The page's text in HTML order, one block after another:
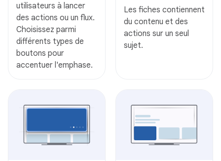
utilisateurs à lancer
des actions ou un flux.
Choisissez parmi
différents types de
boutons pour
accentuer l'emphase.
Les fiches contiennent
du contenu et des
actions sur un seul
sujet.